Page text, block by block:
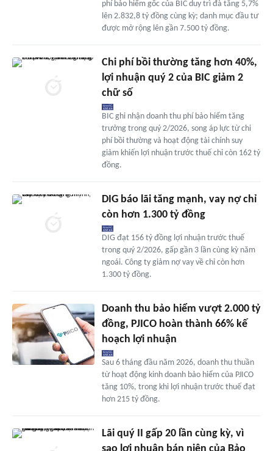
phí bảo hiểm gốc của BIC duy trì đà tăng 5,7%
lên 2.832,8 tỷ đồng cùng kỳ; danh mục đầu tư
được mở rộng lên gần 7.500 tỷ đồng.
Chi phí bồi thường tăng hơn 40%,
lợi nhuận quý 2 của BIC giảm 2
chữ số
BIC ghi nhận doanh thu phí bảo hiểm tăng
trưởng trong quý 2/2026, song áp lực từ chi
phí bồi thường và hoạt động tài chính suy
giảm khiến lợi nhuận trước thuế chỉ còn 162 tỷ
đồng.
DIG báo lãi tăng mạnh, vay nợ chỉ
còn hơn 1.300 tỷ đồng
DIG đạt 156 tỷ đồng lợi nhuận trước thuế
trong quý 2/2026, gấp gần 3 lần cùng kỳ năm
ngoái. Công ty giảm nợ vay về chỉ còn hơn
1.300 tỷ đồng.
Doanh thu bảo hiểm vượt 2.000 tỷ
đồng, PJICO hoàn thành 66% kế
hoạch lợi nhuận
Sau 6 tháng đầu năm 2026, doanh thu thuần
từ hoạt động kinh doanh bảo hiểm của PJICO
tăng 10%, trong khi lợi nhuận trước thuế đạt
hơn 215 tỷ đồng.
Lãi quý II gấp 20 lần cùng kỳ, vì
sao lợi nhuận bán niên của Bảo